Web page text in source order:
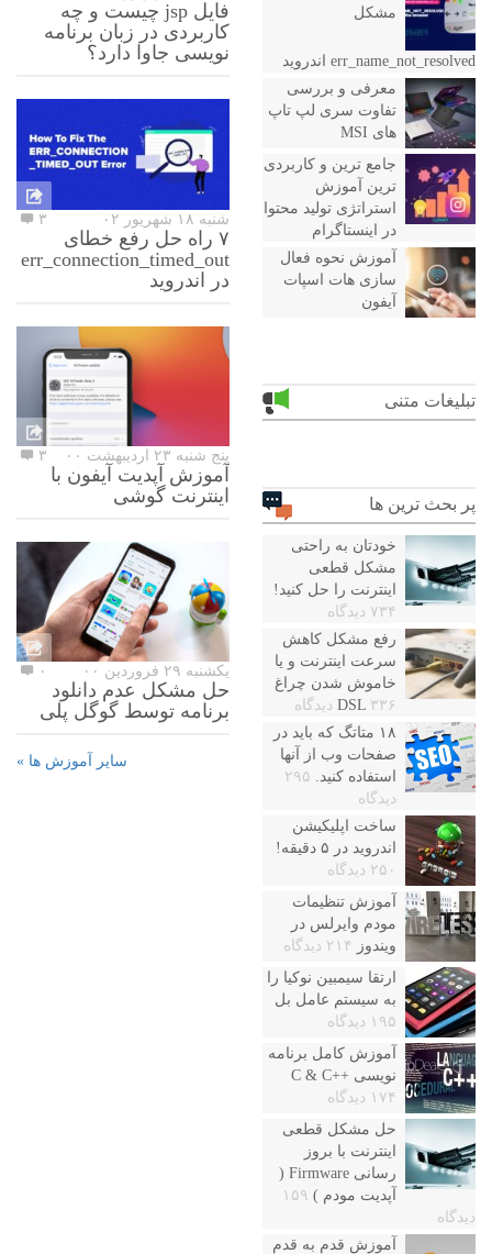
مشکل
err_name_not_resolved اندروید
معرفی و بررسی
تفاوت سری لپ تاپ
های MSI
جامع ترین و کاربردی
ترین آموزش
استراتژی تولید محتوا
در اینستاگرام
آموزش نحوه فعال
سازی هات اسپات
آیفون
تبلیغات متنی
پر بحث ترین ها
خودتان به راحتی
مشکل قطعی
اینترنت را حل کنید!
۷۳۴ دیدگاه
رفع مشکل کاهش
سرعت اینترنت و یا
خاموش شدن چراغ
DSL ۳۳۶ دیدگاه
۱۸ متاتگ که باید در
صفحات وب از آنها
استفاده کنید. ۲۹۵
دیدگاه
ساخت اپلیکیشن
اندروید در ۵ دقیقه!
۲۵۰ دیدگاه
آموزش تنظیمات
مودم وایرلس در
ویندوز
۲۱۴ دیدگاه
ارتقا سیمبین نوکیا را
به سیستم عامل بل
۱۹۵ دیدگاه
آموزش کامل برنامه
نویسی ++C & C
۱۷۴ دیدگاه
حل مشکل قطعی
اینترنت با بروز
رسانی Firmware (
آپدیت مودم ) ۱۵۹
دیدگاه
آموزش قدم به قدم
فایل jsp چیست و چه
کاربردی در زبان برنامه
نویسی جاوا دارد؟
شنبه ۱۸ شهریور ۰۲ ۳
۷ راه حل رفع خطای
err_connection_timed_out
در اندروید
پنج شنبه ۲۳ اردیبهشت ۰۰ ۳
آموزش آپدیت آیفون با
اینترنت گوشی
یکشنبه ۲۹ فروردین ۰۰ ۰
حل مشکل عدم دانلود
برنامه توسط گوگل پلی
سایر آموزش ها »